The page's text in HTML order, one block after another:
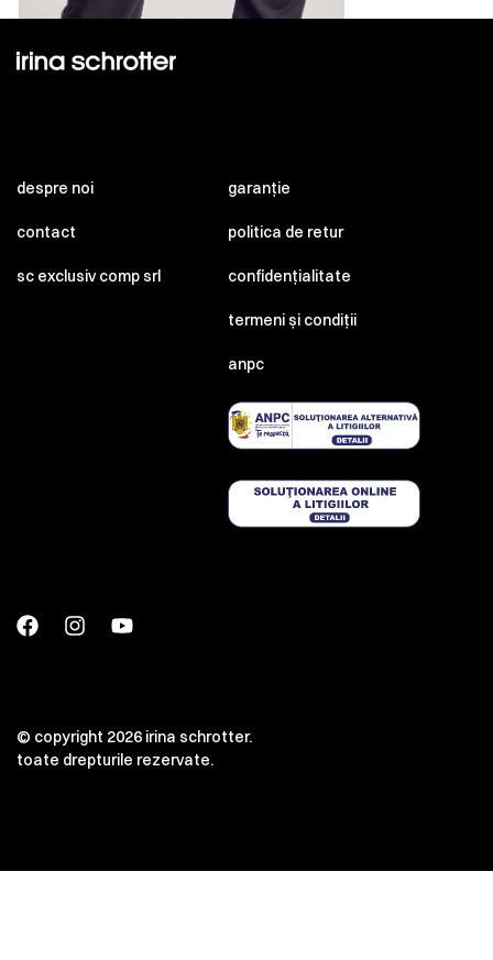
despre noi
contact
sc exclusiv comp srl
garanție
politica de retur
confidențialitate
termeni și condiții
anpc
© copyright 2026 irina schrotter.
toate drepturile rezervate.